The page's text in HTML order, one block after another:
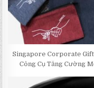
Singapore Corporate
Công Cụ Tăng Cường